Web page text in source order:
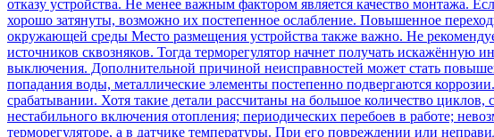
отказу устройства. Не менее важным фактором является качество монтажа.
хорошо затянуты, возможно их постепенное ослабление. Повышенное
окружающей среды Место размещения устройства также важно. Не
источников сквозняков. Тогда терморегулятор начнет получать
выключения. Дополнительной причиной неисправностей может стать
попадания воды, металлические элементы постепенно подвергаются
срабатывании. Хотя такие детали рассчитаны на большое количество
нестабильного включения отопления; периодических перебоев в работе;
терморегуляторе, а в датчике температуры. При его повреждении или